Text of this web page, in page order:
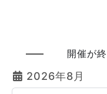
開催が
2026年8月